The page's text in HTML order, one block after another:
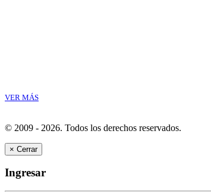
VER MÁS
© 2009 - 2026. Todos los derechos reservados.
× Cerrar
Ingresar